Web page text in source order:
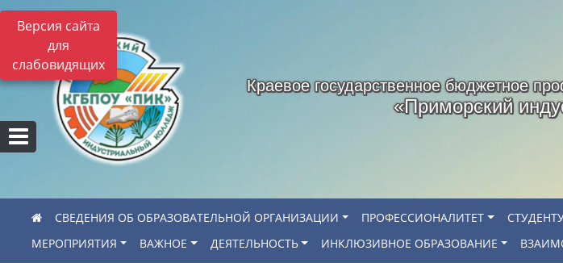
Версия сайта
для
слабовидящих
Краевое государственное бюджетное
«Приморский
СВЕДЕНИЯ ОБ ОБРАЗОВАТЕЛЬНОЙ ОРГАНИЗАЦИИ ПРОФЕССИОНАЛИТЕТ
МЕРОПРИЯТИЯ
ВАЖНОЕ ДЕЯТЕЛЬНОСТЬ ИНКЛЮЗИВНОЕ ОБРАЗОВАНИЕ